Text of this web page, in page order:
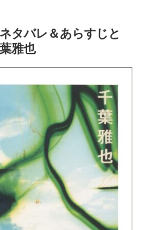
タバレ＆あらすじと
雅也